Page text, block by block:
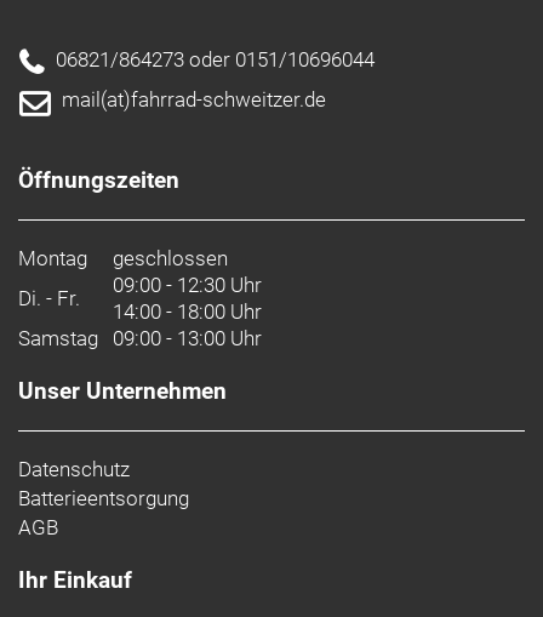
06821/864273 oder 0151/10696044
mail(at)fahrrad-schweitzer.de
Öffnungszeiten
Montag
geschlossen
Di. - Fr.
09:00 - 12:30 Uhr
14:00 - 18:00 Uhr
Samstag 09:00 - 13:00 Uhr
Unser Unternehmen
Datenschutz
Batterieentsorgung
AGB
Ihr Einkauf